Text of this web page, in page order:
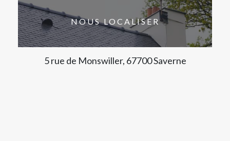
NOUS LOCALISER
5 rue de Monswiller, 67700 Saverne